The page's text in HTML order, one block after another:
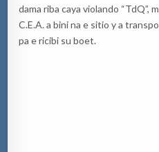
dama riba caya violando “TdQ”,
C.E.A. a bini na e sitio y a
pa e ricibi su boet.